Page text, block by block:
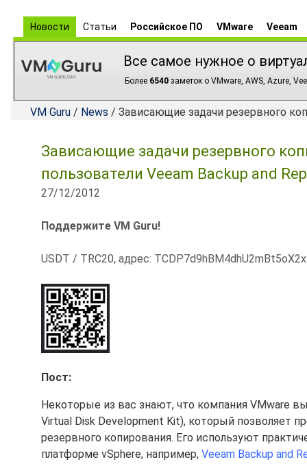
Новости Статьи Российское ПО VMware Veeam
Все самое нужное о
Более 6540 заметок о VMware, AWS, Azure,
VM Guru / News / Зависающие задачи резервного
Зависающие задачи резервного
пользователи Veeam Backup and
27/12/2012
Поддержите VM Guru!
USDT / TRC20, адрес:
Пост:
Некоторые из вас знают, что компания VMware
Virtual Disk Development Kit), который позволяет
резервного копирования. Его используют
платформе vSphere, например, Veeam Backup and